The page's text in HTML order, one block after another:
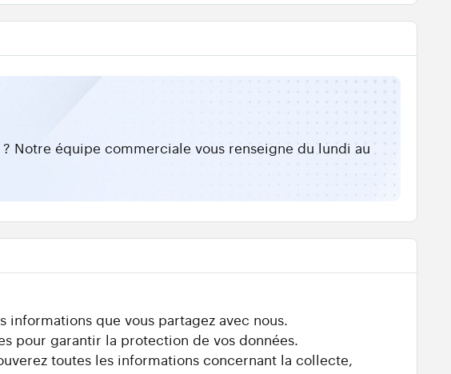
Notre équipe commerciale vous renseigne du lundi au
que vous partagez avec nous.
pour garantir la protection de vos données.
toutes les informations concernant la collecte,